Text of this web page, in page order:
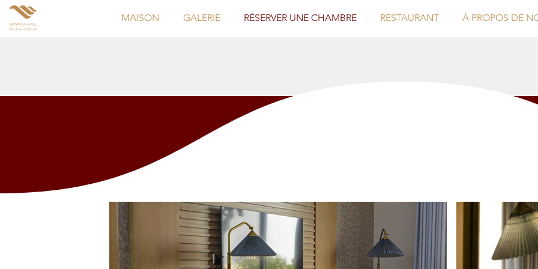
MAISON GALERIE RÉSERVER UNE CHAMBRE RESTAURANT À PROPOS DE